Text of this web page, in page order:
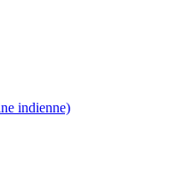
indienne)